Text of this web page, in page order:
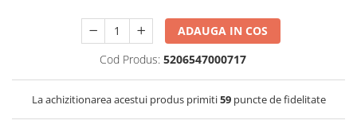
ADAUGA IN COS
Cod Produs: 5206547000717
La achizitionarea acestui produs primiti59puncte de fidelitate